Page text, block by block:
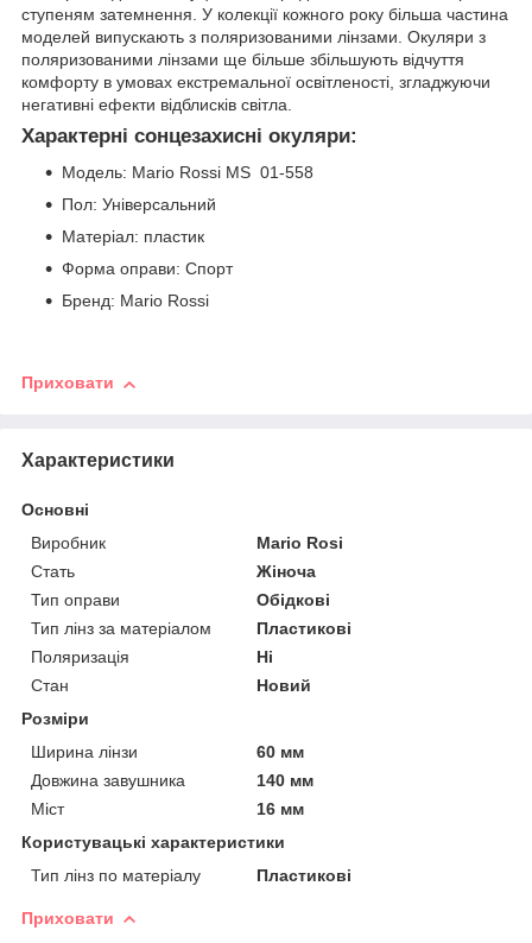
ступеням затемнення. У колекції кожного року більша частина
моделей випускають з поляризованими лінзами. Окуляри з
поляризованими лінзами ще більше збільшують відчуття
комфорту в умовах екстремальної освітленості, згладжуючи
негативні ефекти відблисків світла.
Характерні сонцезахисні окуляри:
Модель: Mario Rossi MS 01-558
Пол: Універсальний
Матеріал: пластик
Форма оправи: Спорт
Бренд: Mario Rossi
Приховати
Характеристики
Основні
Виробник
Mario Rosi
Стать
Жіноча
Тип оправи
Обідкові
Тип лінз за матеріалом
Пластикові
Поляризація
Ні
Стан
Новий
Розміри
Ширина лінзи
60 мм
Довжина завушника
140 мм
Міст
16 мм
Користувацькі характеристики
Тип лінз по матеріалу
Пластикові
Приховати